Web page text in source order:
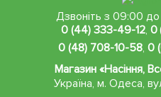
Дзвоніть з 09:00 до
0 (44) 333-49-12, 0
0 (48) 708-10-58, 0
Магазин «Насіння,
Україна, м. Одеса,